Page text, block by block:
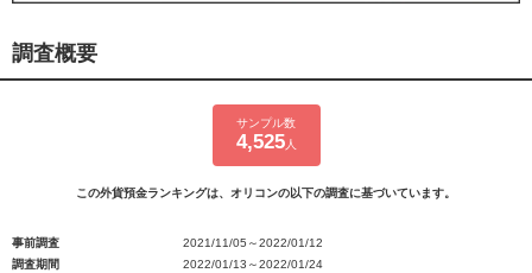
調査概要
サンプル数
4,525人
この外貨預金ランキングは、オリコンの以下の調査に基づいています。
事前調査
2021/11/05～2022/01/12
調査期間
2022/01/13～2022/01/24